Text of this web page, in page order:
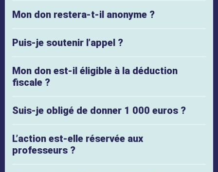
Mon don restera-t-il anonyme ?
Puis-je soutenir l’appel ?
Mon don est-il éligible à la déduction
fiscale ?
Suis-je obligé de donner 1 000 euros ?
L’action est-elle réservée aux
professeurs ?